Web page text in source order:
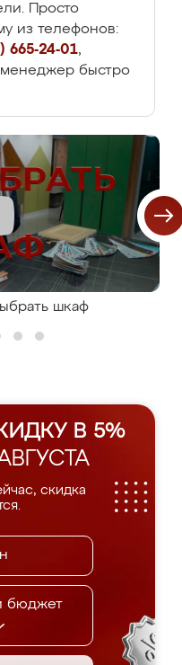
Просто
из телефонов:
665-24-01,
быстро
шкаф
В 5%
скидка
бюджет